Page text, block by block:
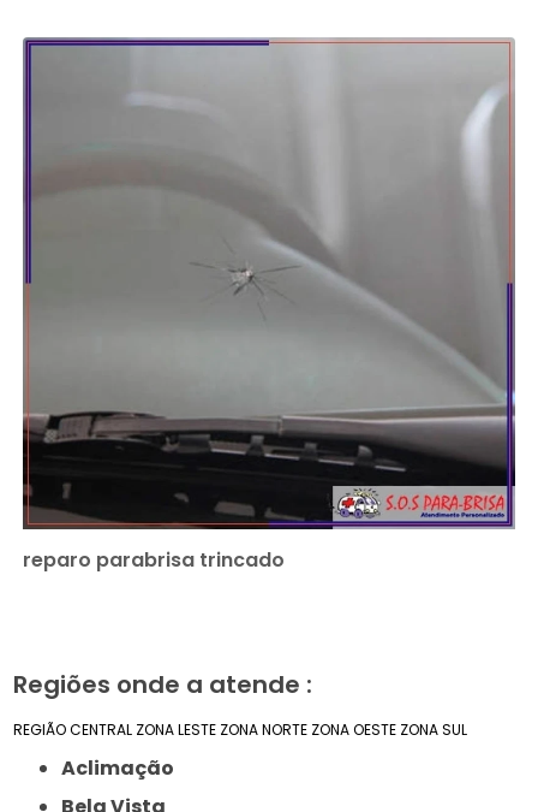
reparo parabrisa trincado
Regiões onde a atende :
REGIÃO CENTRAL ZONA LESTE ZONA NORTE ZONA OESTE ZONA SUL
Aclimação